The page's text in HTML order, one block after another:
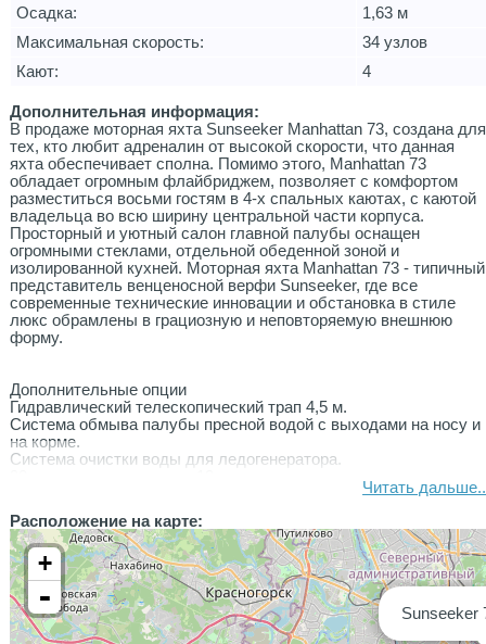
Осадка:
1,63 м
Максимальная скорость:
34 узлов
Кают:
4
Дополнительная информация:
В продаже моторная яхта Sunseeker Manhattan 73, создана для
тех, кто любит адреналин от высокой скорости, что данная
яхта обеспечивает сполна. Помимо этого, Manhattan 73
обладает огромным флайбриджем, позволяет с комфортом
разместиться восьми гостям в 4-х спальных каютах, с каютой
владельца во всю ширину центральной части корпуса.
Просторный и уютный салон главной палубы оснащен
огромными стеклами, отдельной обеденной зоной и
изолированной кухней. Моторная яхта Manhattan 73 - типичный
представитель венценосной верфи Sunseeker, где все
современные технические инновации и обстановка в стиле
люкс обрамлены в грациозную и неповторяемую внешнюю
форму.
Дополнительные опции
Гидравлический телескопический трап 4,5 м.
Система обмыва палубы пресной водой с выходами на носу и
на корме.
Система очистки воды для ледогенератора.
Гидравлический кран на флайбридже грузоподъёмностью 450
кг.
Матрац на носу для загара.
Пол флайбриджа отделан тиком.
Отделка тиком боковых проходов.
Тиковый стол на корме.
Чехол от солнца Bimini Top с гидравлическим подъемом на
дугах из нержавеющей стали.
Читать
Расположение на карте:
Sunseeker
+
-